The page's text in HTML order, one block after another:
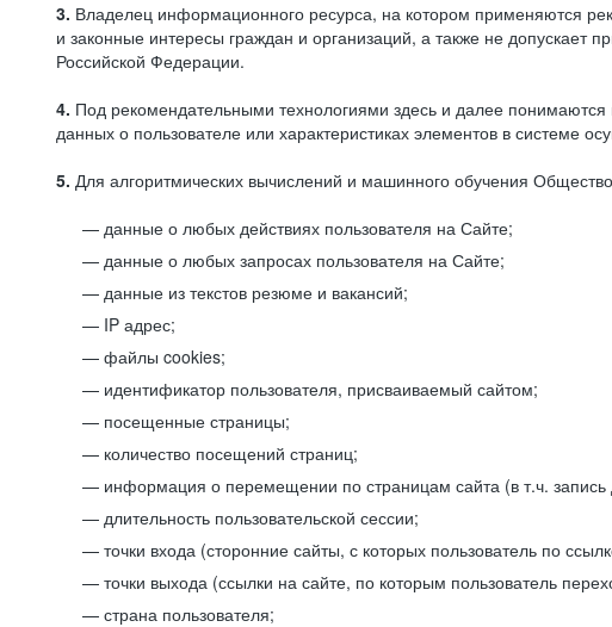
3. Владелец информационного ресурса, на котором применяются
и законные интересы граждан и организаций, а также не
Российской Федерации.
4. Под рекомендательными технологиями здесь и далее
данных о пользователе или характеристиках элементов в системе
5. Для алгоритмических вычислений и машинного обучения
данные о любых действиях пользователя на Сайте;
данные о любых запросах пользователя на Сайте;
данные из текстов резюме и вакансий;
IP адрес;
файлы cookies;
идентификатор пользователя, присваиваемый сайтом;
посещенные страницы;
количество посещений страниц;
информация о перемещении по страницам сайта (в т.ч.
длительность пользовательской сессии;
точки входа (сторонние сайты, с которых пользователь по
точки выхода (ссылки на сайте, по которым пользователь
страна пользователя;